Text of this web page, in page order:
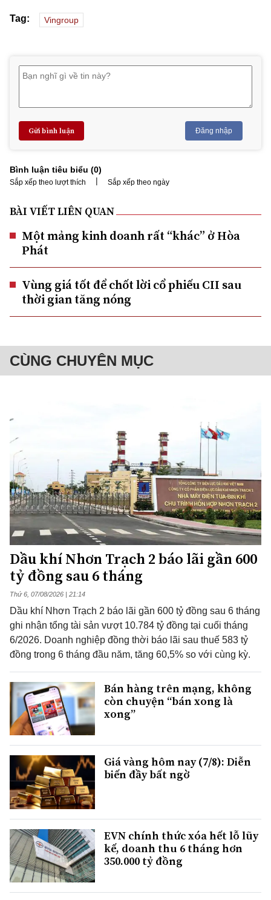
Tag: Vingroup
Gửi bình luận Đăng nhập
Bình luận tiêu biểu (0)
Sắp xếp theo lượt thích | Sắp xếp theo ngày
BÀI VIẾT LIÊN QUAN
Một mảng kinh doanh rất “khác” ở Hòa
Phát
Vùng giá tốt để chốt lời cổ phiếu CII sau
thời gian tăng nóng
CÙNG CHUYÊN MỤC
Dầu khí Nhơn Trạch 2 báo lãi gần 600
tỷ đồng sau 6 tháng
Thứ 6, 07/08/2026 | 21:14
Dầu khí Nhơn Trạch 2 báo lãi gần 600 tỷ đồng sau 6 tháng
ghi nhận tổng tài sản vượt 10.784 tỷ đồng tại cuối tháng
6/2026. Doanh nghiệp đồng thời báo lãi sau thuế 583 tỷ
đồng trong 6 tháng đầu năm, tăng 60,5% so với cùng kỳ.
Bán hàng trên mạng, không
còn chuyện “bán xong là
xong”
Giá vàng hôm nay (7/8): Diễn
biến đầy bất ngờ
EVN chính thức xóa hết lỗ lũy
kế, doanh thu 6 tháng hơn
350.000 tỷ đồng